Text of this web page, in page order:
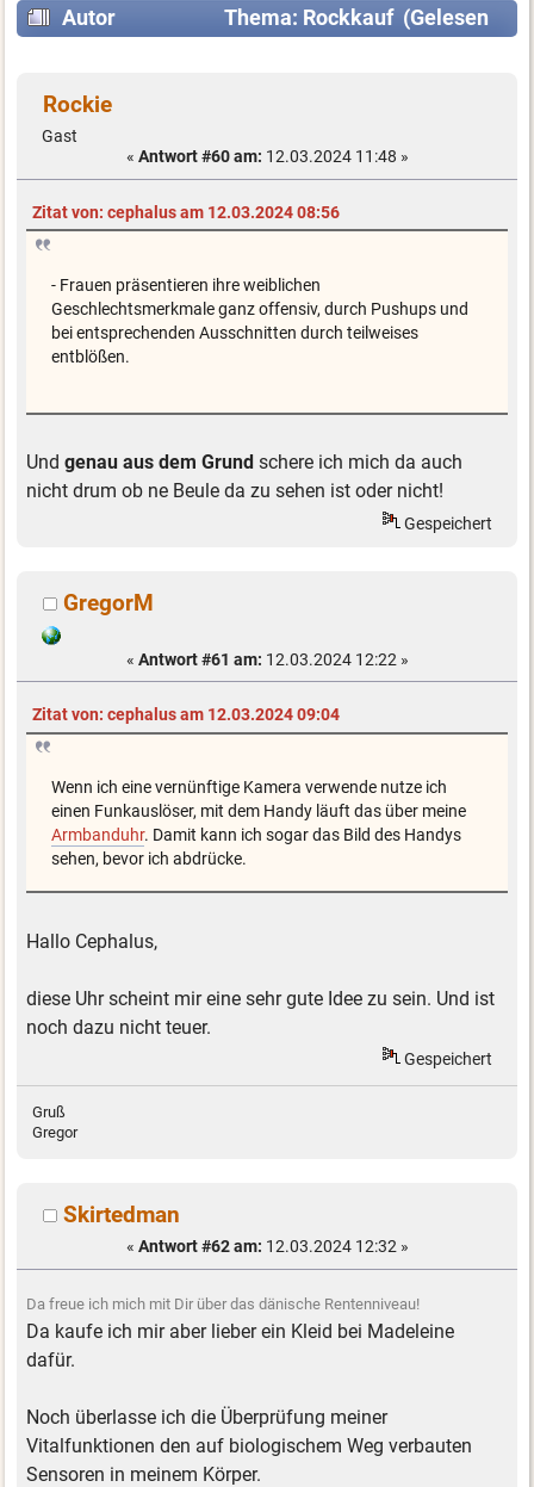
Autor
Thema: Rockkauf (Gelesen
Rockie
Gast
« Antwort #60 am: 12.03.2024 11:48 »
Zitat von: cephalus am 12.03.2024 08:56
- Frauen präsentieren ihre weiblichen
Geschlechtsmerkmale ganz offensiv, durch Pushups und
bei entsprechenden Ausschnitten durch teilweises
entblößen.
Undgenau aus dem Grund schere ich mich da auch
nicht drum ob ne Beule da zu sehen ist oder nicht!
Gespeichert
GregorM
« Antwort #61 am: 12.03.2024 12:22 »
Zitat von: cephalus am 12.03.2024 09:04
Wenn ich eine vernünftige Kamera verwende nutze ich
einen Funkauslöser, mit dem Handy läuft das über meine
Armbanduhr. Damit kann ich sogar das Bild des Handys
sehen, bevor ich abdrücke.
Hallo Cephalus,
diese Uhr scheint mir eine sehr gute Idee zu sein. Und ist
noch dazu nicht teuer.
Gespeichert
Gruß
Gregor
Skirtedman
« Antwort #62 am: 12.03.2024 12:32 »
Da freue ich mich mit Dir über das dänische Rentenniveau!
Da kaufe ich mir aber lieber ein Kleid bei Madeleine
dafür.
Noch überlasse ich die Überprüfung meiner
Vitalfunktionen den auf biologischem Weg verbauten
Sensoren in meinem Körper.